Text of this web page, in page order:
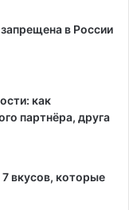
в России
как
партнёра, друга
вкусов, которые